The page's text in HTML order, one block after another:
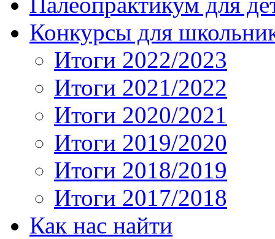
Конкурсы для
Итоги 2022/2023
Итоги 2021/2022
Итоги 2020/2021
Итоги 2019/2020
Итоги 2018/2019
Итоги 2017/2018
Как нас найти